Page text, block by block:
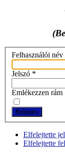
Felhasználói név
Jelszó *
Emlékezzen rám
Belépés
Elfelejtette
Elfelejtette